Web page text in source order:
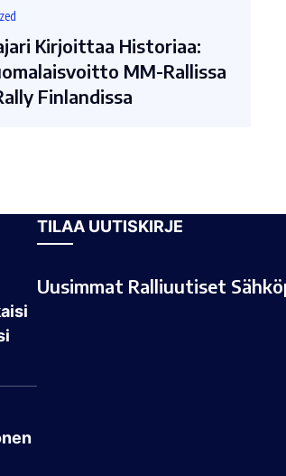
Kirjoittaa Historiaa:
MM-Rallissa
Finlandissa
TILAA UUTISKIRJE
Uusimmat Ralliuutiset